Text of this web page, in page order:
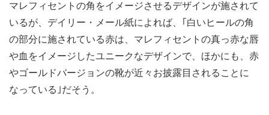
マレフィセントの角をイメージさせるデザインが施されて
いるが、デイリー・メール紙によれば、｢白いヒールの角
の部分に施されている赤は、マレフィセントの真っ赤な唇
や血をイメージしたユニークなデザインで、ほかにも、赤
やゴールドバージョンの靴が近々お披露目されることに
なっている｣だそう。